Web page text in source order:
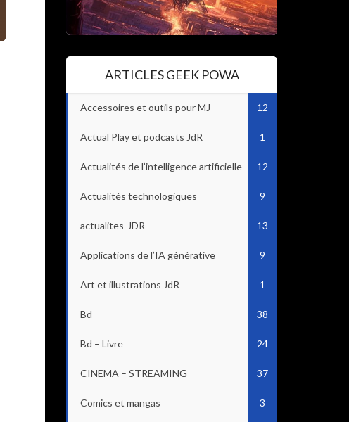
ARTICLES GEEK POWA
Accessoires et outils pour MJ 12
Actual Play et podcasts JdR 1
Actualités de l’intelligence artificielle 12
Actualités technologiques 9
actualites-JDR 13
Applications de l’IA générative 9
Art et illustrations JdR 1
Bd 38
Bd – Livre 24
CINEMA – STREAMING 37
Comics et mangas 3